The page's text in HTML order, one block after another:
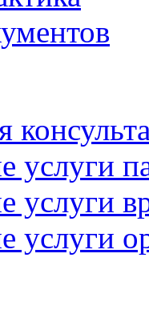
услуги
услуги
услуги